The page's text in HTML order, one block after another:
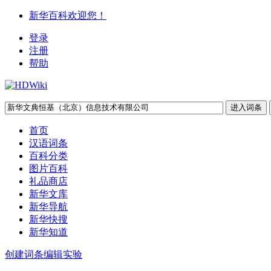
新华百科欢迎您！
登录
注册
帮助
首页
汉语词条
百科分类
图片百科
礼品商店
新华文库
新华导航
新华快搜
新华知道
创建词条编辑实验